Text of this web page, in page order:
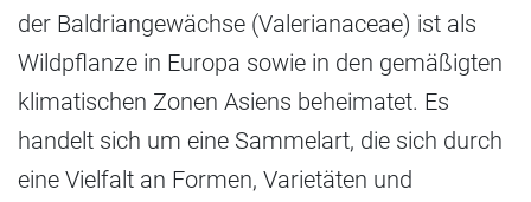
der Baldriangewächse (Valerianaceae) ist als
Wildpflanze in Europa sowie in den gemäßigten
klimatischen Zonen Asiens beheimatet. Es
handelt sich um eine Sammelart, die sich durch
eine Vielfalt an Formen, Varietäten und